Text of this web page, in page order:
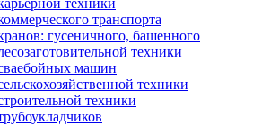
техники
транспорта
гусеничного, башенного
техники
машин
техники
техники